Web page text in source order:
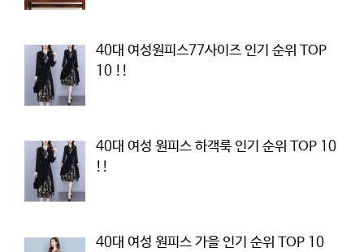
40대 여성원피스77사이즈 인기 순위 TOP
10 !!
40대 여성 원피스 하객룩 인기 순위 TOP 10
!!
40대 여성 원피스 가을 인기 순위 TOP 10